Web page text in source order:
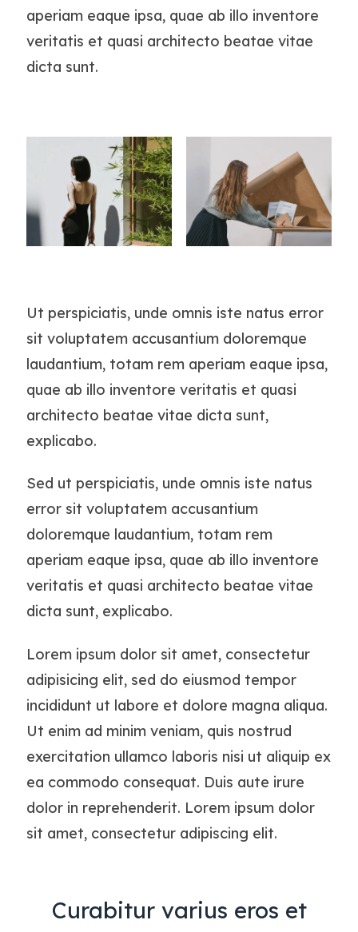
aperiam eaque ipsa, quae ab illo inventore
veritatis et quasi architecto beatae vitae
dicta sunt.
Ut perspiciatis, unde omnis iste natus error
sit voluptatem accusantium doloremque
laudantium, totam rem aperiam eaque ipsa,
quae ab illo inventore veritatis et quasi
architecto beatae vitae dicta sunt,
explicabo.
Sed ut perspiciatis, unde omnis iste natus
error sit voluptatem accusantium
doloremque laudantium, totam rem
aperiam eaque ipsa, quae ab illo inventore
veritatis et quasi architecto beatae vitae
dicta sunt, explicabo.
Lorem ipsum dolor sit amet, consectetur
adipisicing elit, sed do eiusmod tempor
incididunt ut labore et dolore magna aliqua.
Ut enim ad minim veniam, quis nostrud
exercitation ullamco laboris nisi ut aliquip ex
ea commodo consequat. Duis aute irure
dolor in reprehenderit. Lorem ipsum dolor
sit amet, consectetur adipiscing elit.
Curabitur varius eros et